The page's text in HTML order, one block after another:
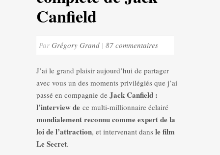
Canfield
Par Grégory Grand | 87 commentaires
J’ai le grand plaisir aujourd’hui de partager
avec vous un des moments privilégiés que j’ai
passé en compagnie de Jack Canfield :
l’interview de ce multi-millionnaire éclairé
mondialement reconnu comme expert de la
loi de l’attraction, et intervenant dans le film
Le Secret.